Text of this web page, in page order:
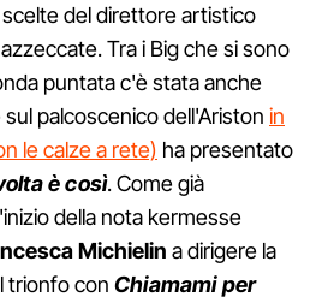
del direttore artistico
Tra i Big che si sono
puntata c'è stata anche
sul palcoscenico dell'Ariston in
le calze a rete) ha presentato
è così. Come già
della nota kermesse
Michielin a dirigere la
trionfo con Chiamami per